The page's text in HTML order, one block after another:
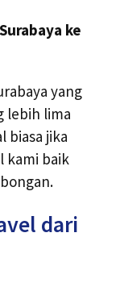
ke
yang
lebih lima
biasa jika
kami baik
dari